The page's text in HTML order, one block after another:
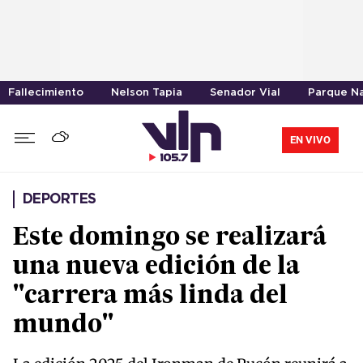
Fallecimiento Nelson Tapia Senador Vial Parque
EN VIVO
DEPORTES
Este domingo se realizará
una nueva edición de la
"carrera más linda del
mundo"